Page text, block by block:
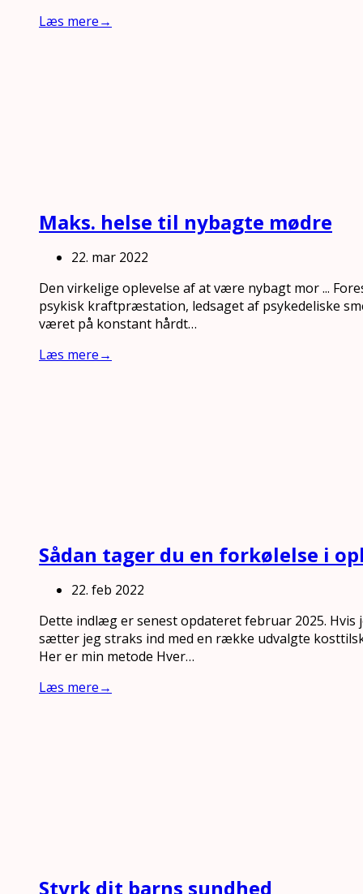
Læs mere→
Maks. helse til nybagte mødre
22. mar 2022
Den virkelige oplevelse af at være nybagt mor ...
psykisk kraftpræstation, ledsaget af psykedeliske
været på konstant hårdt…
Læs mere→
Sådan tager du en forkølelse i
22. feb 2022
Dette indlæg er senest opdateret februar 2025.
sætter jeg straks ind med en række udvalgte
Her er min metode Hver…
Læs mere→
Styrk dit barns sundhed